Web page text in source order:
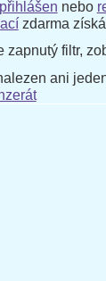
přihlášen nebo
zdarma
zapnutý filtr,
ani